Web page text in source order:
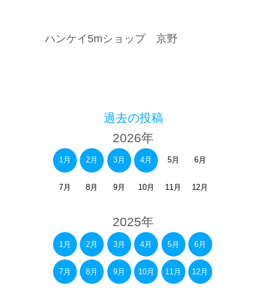
ハンケイ5mショップ 京野
過去の投稿
2026年
1月 2月 3月 4月 5月 6月
7月 8月 9月 10月 11月 12月
2025年
1月 2月 3月 4月 5月 6月
7月 8月 9月 10月 11月 12月